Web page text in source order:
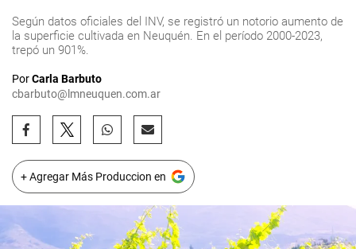
Según datos oficiales del INV, se registró un notorio aumento de
la superficie cultivada en Neuquén. En el período 2000-2023,
trepó un 901%.
PorCarla Barbuto
cbarbuto@lmneuquen.com.ar
+ Agregar Más Produccion en